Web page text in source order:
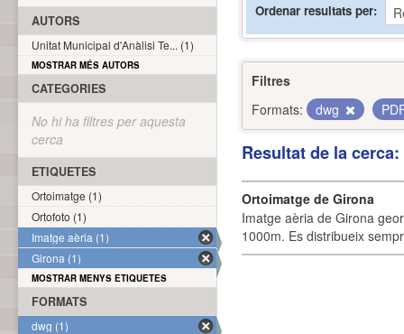
Ordenar resultats per
Filtres
Formats:
dwg
Resultat de la
Ortoimatge de Girona
Imatge aèria de Girona
1000m. Es distribueix
AUTORS
Unitat Municipal d'Anàlisi Te... (1)
MOSTRAR MÉS AUTORS
CATEGORIES
No hi ha filtres per aquesta
cerca
ETIQUETES
Ortoimatge (1)
Ortofoto (1)
Imatge aèria (1)
Girona (1)
MOSTRAR MENYS ETIQUETES
FORMATS
dwg (1)